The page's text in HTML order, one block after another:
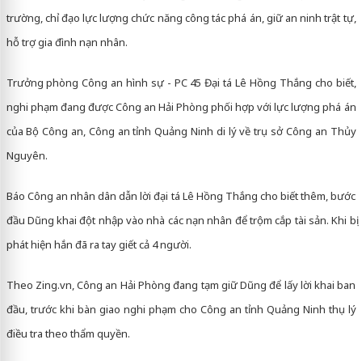
trường, chỉ đạo lực lượng chức năng công tác phá án, giữ an ninh trật tự,
hỗ trợ gia đình nạn nhân.
Trưởng phòng Công an hình sự - PC 45 Đại tá Lê Hồng Thắng cho biết,
nghi phạm đang được Công an Hải Phòng phối hợp với lực lượng phá án
của Bộ Công an, Công an tỉnh Quảng Ninh di lý về trụ sở Công an Thủy
Nguyên.
Báo Công an nhân dân dẫn lời đại tá Lê Hồng Thắng cho biết thêm, bước
đầu Dũng khai đột nhập vào nhà các nạn nhân để trộm cắp tài sản. Khi bị
phát hiện hắn đã ra tay giết cả 4 người.
Theo Zing.vn, Công an Hải Phòng đang tạm giữ Dũng để lấy lời khai ban
đầu, trước khi bàn giao nghi phạm cho Công an tỉnh Quảng Ninh thụ lý
điều tra theo thẩm quyền.